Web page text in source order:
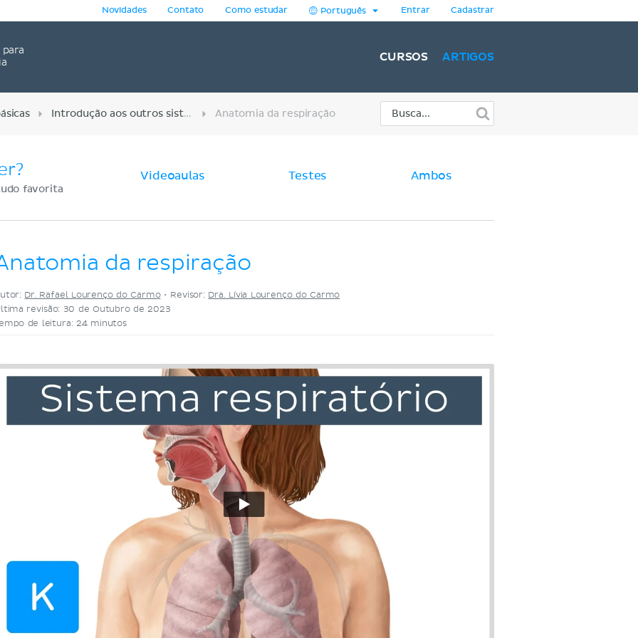
para
Novidades Contato Como estudar Português Entrar Cadastrar
CURSOS ARTIGOS
Introdução aos outros sistemas Anatomia da respiração
favorita
Videoaulas Testes Ambos
da respiração
Dr. Rafael Lourenço do Carmo• Revisor: Dra. Lívia Lourenço do Carmo
revisão: 30 de Outubro de 2023
de leitura: 24 minutos